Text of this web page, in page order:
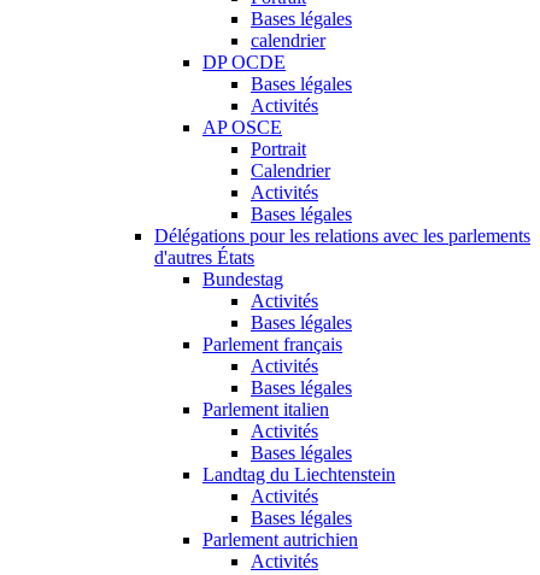
Bases légales
calendrier
DP OCDE
Bases légales
Activités
AP OSCE
Portrait
Calendrier
Activités
Bases légales
Délégations pour les relations avec les parlements
d'autres États
Bundestag
Activités
Bases légales
Parlement français
Activités
Bases légales
Parlement italien
Activités
Bases légales
Landtag du Liechtenstein
Activités
Bases légales
Parlement autrichien
Activités